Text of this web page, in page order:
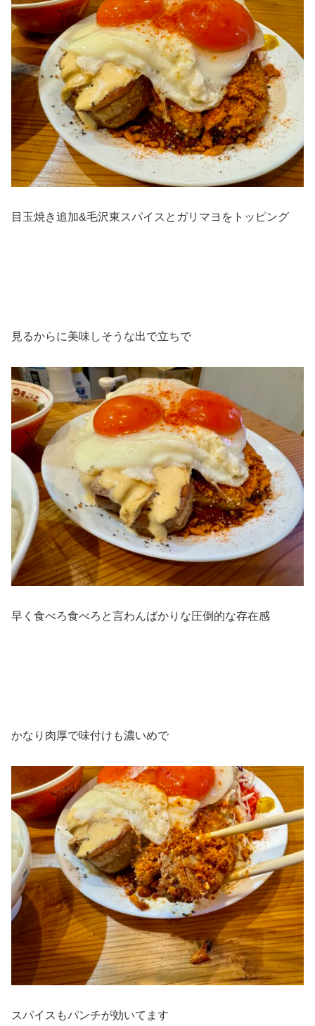
目玉焼き追加&毛沢東スパイスとガリマヨをトッピング
見るからに美味しそうな出で立ちで
早く食べろ食べろと言わんばかりな圧倒的な存在感
かなり肉厚で味付けも濃いめで
スパイスもパンチが効いてます